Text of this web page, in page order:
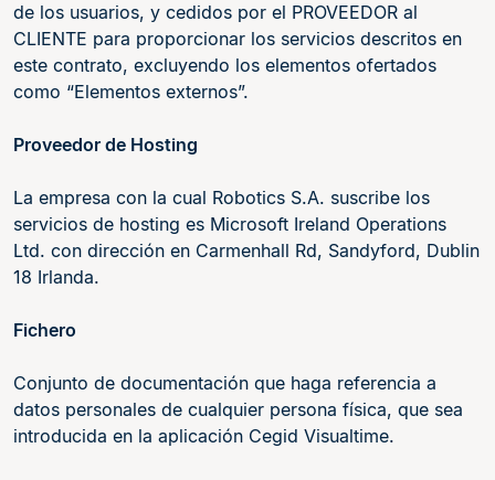
de los usuarios, y cedidos por el PROVEEDOR al
CLIENTE para proporcionar los servicios descritos en
este contrato, excluyendo los elementos ofertados
como “Elementos externos”.
Proveedor de Hosting
La empresa con la cual Robotics S.A. suscribe los
servicios de hosting es Microsoft Ireland Operations
Ltd. con dirección en Carmenhall Rd, Sandyford, Dublin
18 Irlanda.
Fichero
Conjunto de documentación que haga referencia a
datos personales de cualquier persona física, que sea
introducida en la aplicación Cegid Visualtime.